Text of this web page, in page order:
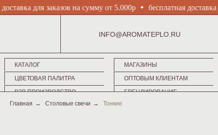
для заказов на сумму от 5.000р бесплатная
INFO@AROMATEPLO.RU
TEPLO
КАТАЛОГ
МАГАЗИНЫ
ЦВЕТОВАЯ ПАЛИТРА
ОПТОВЫМ КЛИЕНТАМ
B2B ПРОИЗВОДСТВО
БРЕНДИРОВАНИЕ
Главная → Столовые свечи → Тонкие